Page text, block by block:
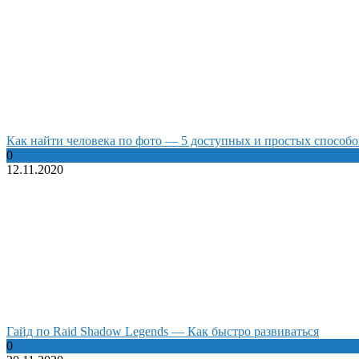
Как найти человека по фото — 5 доступных и простых
0
12.11.2020
Гайд по Raid Shadow Legends — Как быстро развиваться
0